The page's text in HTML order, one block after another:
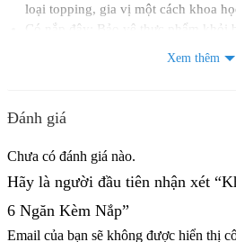
loại topping, gia vị một cách khoa
Có nắp đậy: Bảo vệ thực phẩm khỏi
gàng, tiện lợi.
Dùng cho quán ăn, nhà hàng: Trưng
chuyên nghiệp, thu hút khách hàng.
Phù hợp với xe bánh mì, trà sữa:
vệ sinh.
Tiết kiệm không gian: Tận dụng tối
Xem thêm
Đánh giá
Chưa có đánh giá nào.
Hãy là người đầu tiên nhận xét
6 Ngăn Kèm Nắp”
Email của bạn sẽ không được hiển thị